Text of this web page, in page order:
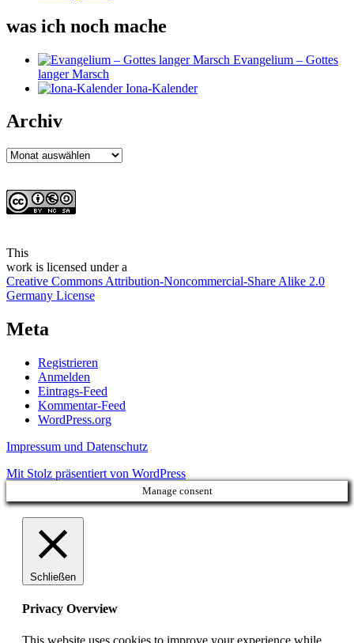
was ich noch mache
Evangelium – Gottes
langer Marsch
Iona-Kalender
Archiv
Archiv
This
work is licensed under a
Creative Commons Attribution-Noncommercial-Share Alike 2.0
Germany License
Meta
Registrieren
Anmelden
Eintrags-Feed
Kommentar-Feed
WordPress.org
Impressum und Datenschutz
Mit Stolz präsentiert von WordPress
Manage consent
Schließen
Privacy Overview
This website uses cookies to improve your experience while